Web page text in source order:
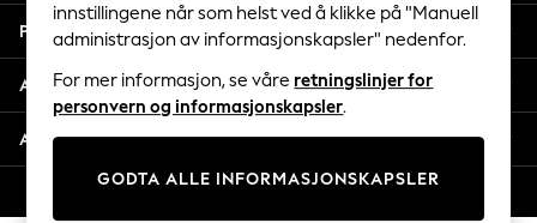
140 - 174cm (10 - 15+ years)
Trending: Top & Short Sets
Trending: Clogs
Toy Story
THE SET
Coats & Jackets
Sweatshirts & Hoodies
Personvern & Juridisk
Avdelinger
Andre tjenester
innstillingene når som helst ved å klikke på "Manuell
administrasjon av informasjonskapsler" nedenfor.
For mer informasjon, se våre retningslinjer for
personvern og informasjonskapsler.
GODTA ALLE INFORMASJONSKAPSLER